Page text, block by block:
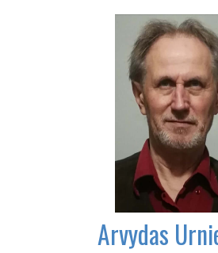
Arvydas